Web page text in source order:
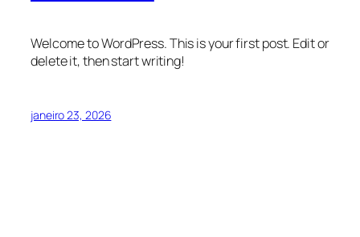
Welcome to WordPress. This is your first post. Edit or
delete it, then start writing!
janeiro 23, 2026